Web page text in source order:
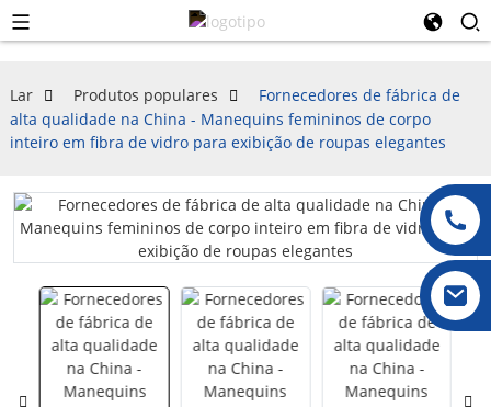
Lar Produtos populares
Fornecedores de fábrica de
alta qualidade na China - Manequins femininos de corpo
inteiro em fibra de vidro para exibição de roupas elegantes